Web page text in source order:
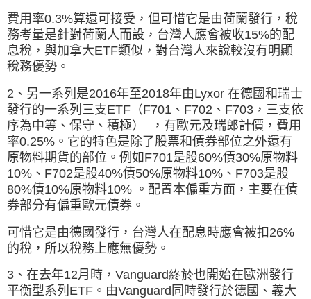
費用率0.3%算還可接受，但可惜它是由荷蘭發行，稅
務考量是針對荷蘭人而設，台灣人應會被收15%的配
息稅，與加拿大ETF類似，對台灣人來說較沒有明顯
稅務優勢。
2、另一系列是2016年至2018年由Lyxor 在德國和瑞士
發行的一系列三支ETF（F701、F702、F703，三支依
序為中等、保守、積極） ，有歐元及瑞郎計價，費用
率0.25%。它的特色是除了股票和債券部位之外還有
原物料期貨的部位。例如F701是股60%債30%原物料
10%、F702是股40%債50%原物料10%、F703是股
80%債10%原物料10% 。配置本偏重方面，主要在債
券部分有偏重歐元債券。
可惜它是由德國發行，台灣人在配息時應會被扣26%
的稅，所以稅務上應無優勢。
3、 在去年12月時， Vanguard終於也開始在歐洲發行
平衡型系列 ETF 。 由Vanguard 同時發行於德國、義大